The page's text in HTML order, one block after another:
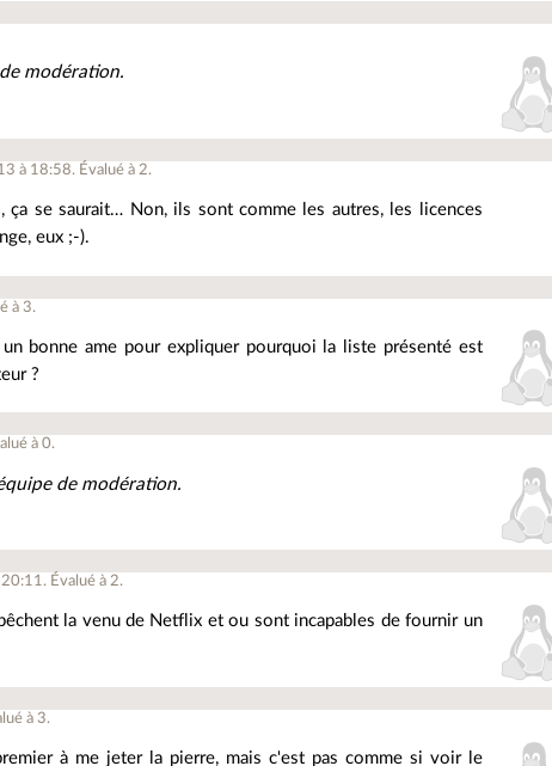
modération.
à 18:58. Évalué à 2.
se saurait… Non, ils sont comme les autres, les licences
eux ;-).
à 3.
bonne ame pour expliquer pourquoi la liste présenté est
?
à0.
de modération.
. Évalué à 2.
la venu de Netflix et ou sont incapables de fournir un
à 3.
à me jeter la pierre, mais c'est pas comme si voir le